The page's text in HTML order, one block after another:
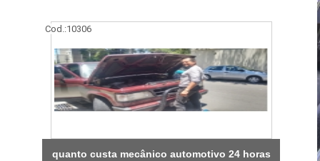
Cod.:10306
quanto custa mecânico automotivo 24 horas